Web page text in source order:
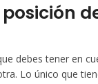
debes tener en
Lo único que